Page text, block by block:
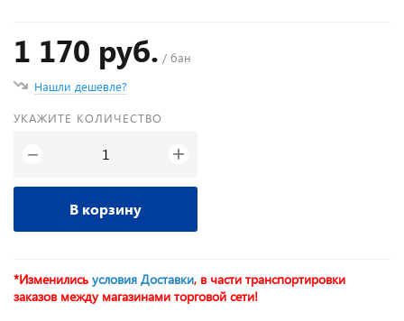
1 170 руб. / бан
Нашли дешевле?
УКАЖИТЕ КОЛИЧЕСТВО
− +
В корзину
*Изменились условия Доставки, в части транспортировки
заказов между магазинами торговой сети!